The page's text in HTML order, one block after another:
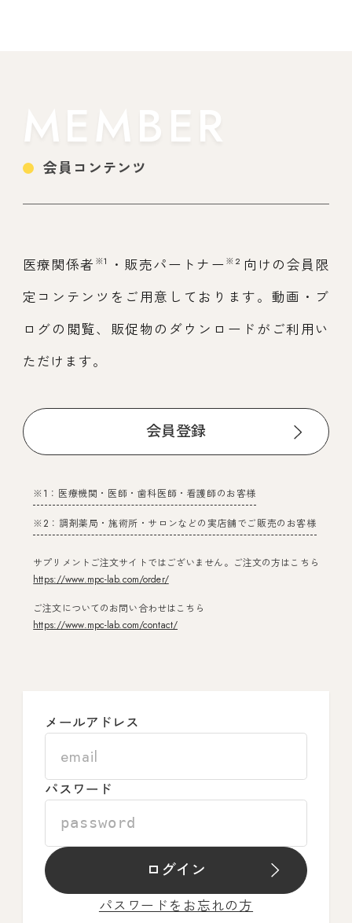
MEMBER
会員コンテンツ
医療関係者 ※1 ・販売パートナー※2 向けの会員限
定コンテンツをご用意しております。動画・ブ
ログの閲覧、販促物のダウンロードがご利用い
ただけます。
会員登録
※1：医療機関・医師・歯科医師・看護師のお客様
※2：調剤薬局・施術所・サロンなどの実店舗でご販売のお客様
サプリメントご注文サイトではございません。ご注文の方はこちら
https://www.mpc-lab.com/order/
ご注文についてのお問い合わせはこちら
https://www.mpc-lab.com/contact/
メールアドレス
パスワード
ログイン
パスワードをお忘れの方